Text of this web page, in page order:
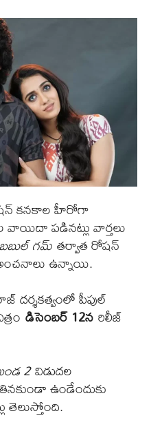
కనకాల హీరోగా
పడినట్లు వార్తలు
బబుల్ గమ్తర్వాత రోషన్
ఉన్నాయి.
దర్శకత్వంలో పీపుల్
డిసెంబర్ 12నరిలీజ్
2విడుదల
ఉండేందుకు
తెలుస్తోంది.